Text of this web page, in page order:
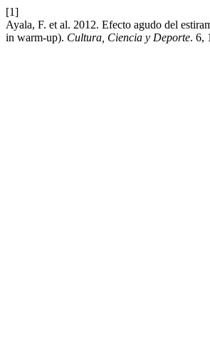
[1]
Ayala, F. et al. 2012. Efecto agudo del
in warm-up). Cultura, Ciencia y Deporte. 6,